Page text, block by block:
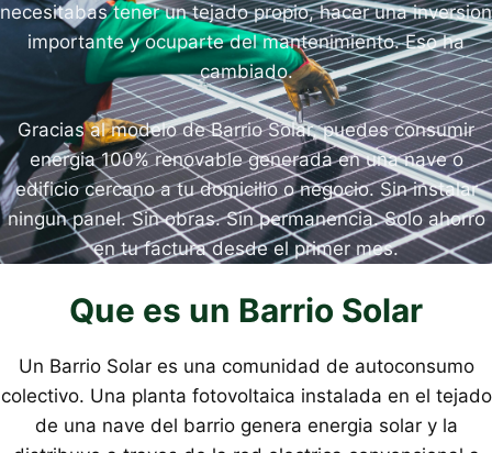
necesitabas tener un tejado propio, hacer una inversion
importante y ocuparte del mantenimiento. Eso ha
cambiado.
Gracias al modelo de Barrio Solar, puedes consumir
energia 100% renovable generada en una nave o
edificio cercano a tu domicilio o negocio. Sin instalar
ningun panel. Sin obras. Sin permanencia. Solo ahorro
en tu factura desde el primer mes.
Que es un Barrio Solar
Un Barrio Solar es una comunidad de autoconsumo
colectivo. Una planta fotovoltaica instalada en el tejado
de una nave del barrio genera energia solar y la